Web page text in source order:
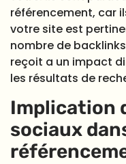
référencement, car
votre site est
nombre de
reçoit a un impact
les résultats de
Implication
sociaux